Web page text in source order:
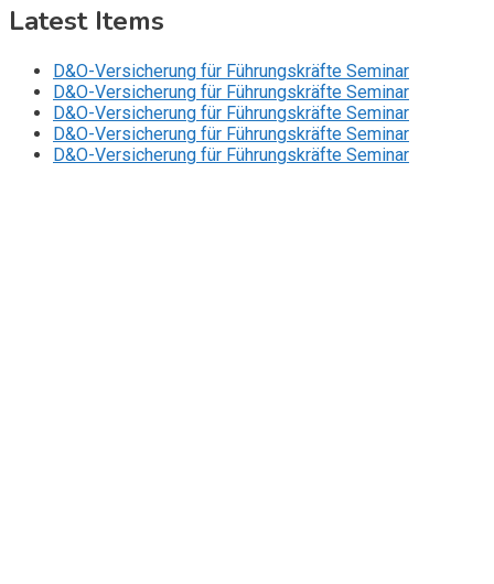
Latest Items
D&O-Versicherung für Führungskräfte Seminar
D&O-Versicherung für Führungskräfte Seminar
D&O-Versicherung für Führungskräfte Seminar
D&O-Versicherung für Führungskräfte Seminar
D&O-Versicherung für Führungskräfte Seminar